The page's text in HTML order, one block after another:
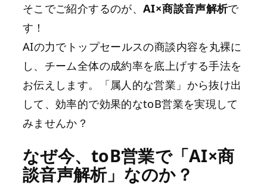
そこでご紹介するのが、AI×商談音声解析で
す！
AIの力でトップセールスの商談内容を丸裸に
し、チーム全体の成約率を底上げする手法を
お伝えします。「属人的な営業」から抜け出
して、効率的で効果的なtoB営業を実現して
みませんか？
なぜ今、toB営業で「AI×商
談音声解析」なのか？